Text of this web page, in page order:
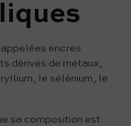
encres
dérivés de métaux,
le sélénium, le
sa composition est